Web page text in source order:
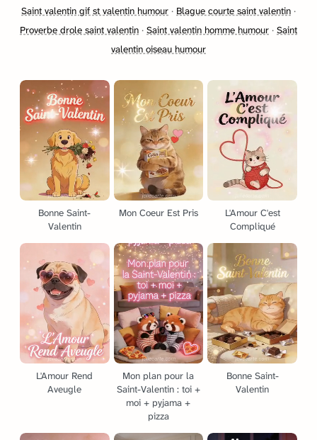
Saint valentin gif st valentin humour · Blague courte saint valentin ·
Proverbe drole saint valentin · Saint valentin homme humour · Saint
valentin oiseau humour
Bonne Saint-
Valentin
Mon Coeur Est Pris
L'Amour C'est
Compliqué
L'Amour Rend
Aveugle
Mon plan pour la
Saint-Valentin : toi +
moi + pyjama +
pizza
Bonne Saint-
Valentin